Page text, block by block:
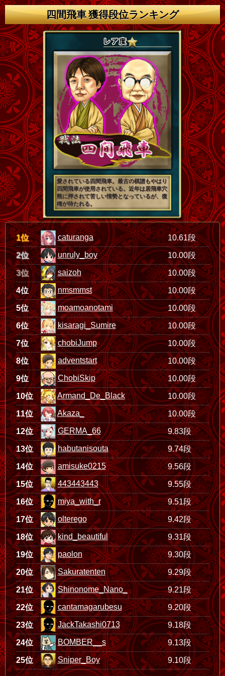
四間飛車 獲得段位ランキング
愛されている四間飛車。最古の棋譜もやはり
四間飛車が使用されている。近年は居飛車穴
熊に押されて苦しい情勢となっているが、復
権が待たれる。
1位 caturanga 10.61段
2位 unruly_boy 10.00段
3位 saizoh 10.00段
4位 nmsmmst 10.00段
5位 moamoanotami 10.00段
6位 kisaragi_Sumire 10.00段
7位 chobiJump 10.00段
8位 adventstart 10.00段
9位 ChobiSkip 10.00段
10位 Armand_De_Black 10.00段
11位 Akaza_ 10.00段
12位 GERMA_66 9.83段
13位 habutanisouta 9.74段
14位 amisuke0215 9.56段
15位 443443443 9.55段
16位 miya_with_r 9.51段
17位 olterego 9.42段
18位 kind_beautiful 9.31段
19位 paolon 9.30段
20位 Sakuratenten 9.29段
21位 Shinonome_Nano_ 9.21段
22位 cantamagarubesu 9.20段
23位 JackTakashi0713 9.18段
24位 BOMBER__s 9.13段
25位 Sniper_Boy 9.10段